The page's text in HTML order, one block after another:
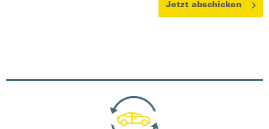
Jetzt abschicken